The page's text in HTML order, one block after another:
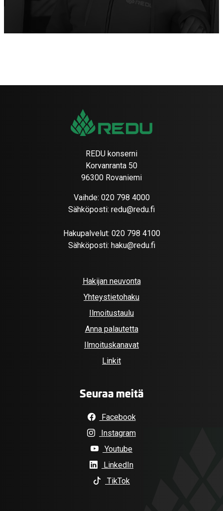
REDU konserni
Korvanranta 50
96300 Rovaniemi
Vaihde: 020 798 4000
Sähköposti: redu@redu.fi
Hakupalvelut: 020 798 4100
Sähköposti: haku@redu.fi
Hakijan neuvonta
Yhteystietohaku
Ilmoitustaulu
Anna palautetta
Ilmoituskanavat
Linkit
Seuraa meitä
Facebook
Instagram
Youtube
LinkedIn
TikTok